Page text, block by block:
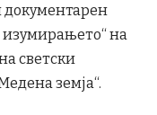
документарен
на
светски
земја“.